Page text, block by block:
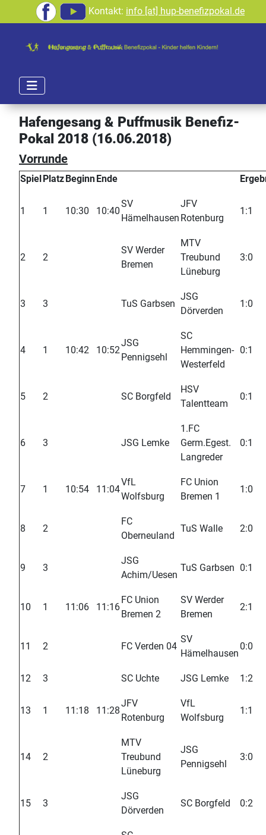
Kontakt: info [at] hup-benefizpokal.de
Hafengesang & Puffmusik Benefiz-
Pokal 2018 (16.06.2018)
Vorrunde
SpielPlatzBeginnEnde
1 1 10:30 10:40
SV
Hämelhausen
JFV
Rotenburg
1:1
2 2
SV Werder
Bremen
MTV
Treubund
Lüneburg
3:0
3 3 TuS Garbsen
JSG
Dörverden
1:0
4 1 10:42 10:52
JSG
Pennigsehl
SC
Hemmingen-
Westerfeld
0:1
5 2 SC Borgfeld
HSV
Talentteam
0:1
6 3 JSG Lemke
1.FC
Germ.Egest.
Langreder
0:1
7 1 10:54 11:04
VfL
Wolfsburg
FC Union
Bremen 1
1:0
8 2
FC
Oberneuland
TuS Walle 2:0
9 3
JSG
Achim/Uesen
TuS Garbsen 0:1
10 1 11:06 11:16
FC Union
Bremen 2
SV Werder
Bremen
2:1
11 2 FC Verden 04
SV
Hämelhausen
0:0
12 3 SC Uchte JSG Lemke 1:2
13 1 11:18 11:28
JFV
Rotenburg
VfL
Wolfsburg
1:1
14 2
MTV
Treubund
Lüneburg
JSG
Pennigsehl
3:0
15 3
JSG
Dörverden
SC Borgfeld 0:2